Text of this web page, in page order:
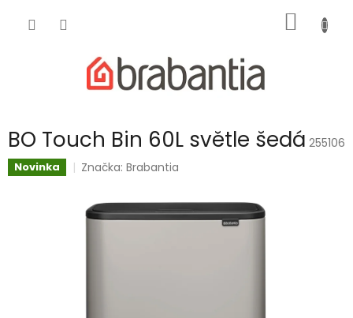
KOŠÍK
BO Touch Bin 60L světle šedá 255106
Novinka Značka:Brabantia